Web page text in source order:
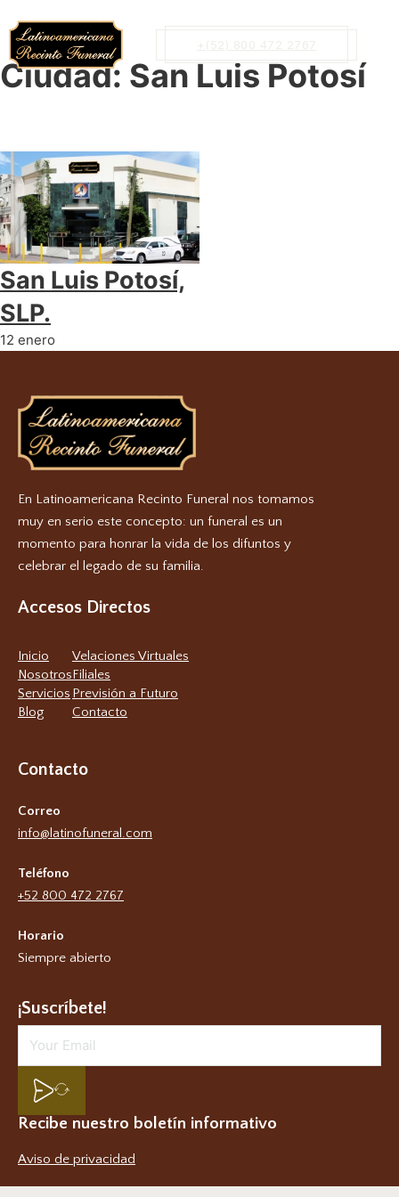
Ciudad: San Luis Potosí
San Luis Potosí,
SLP.
12 enero
En Latinoamericana Recinto Funeral nos tomamos
muy en serio este concepto: un funeral es un
momento para honrar la vida de los difuntos y
celebrar el legado de su familia.
Accesos Directos
Inicio
Nosotros
Servicios
Blog
Velaciones Virtuales
Filiales
Previsión a Futuro
Contacto
Contacto
Correo
info@latinofuneral.com
Teléfono
+52 800 472 2767
Horario
Siempre abierto
¡Suscríbete!
Recibe nuestro boletín informativo
Aviso de privacidad